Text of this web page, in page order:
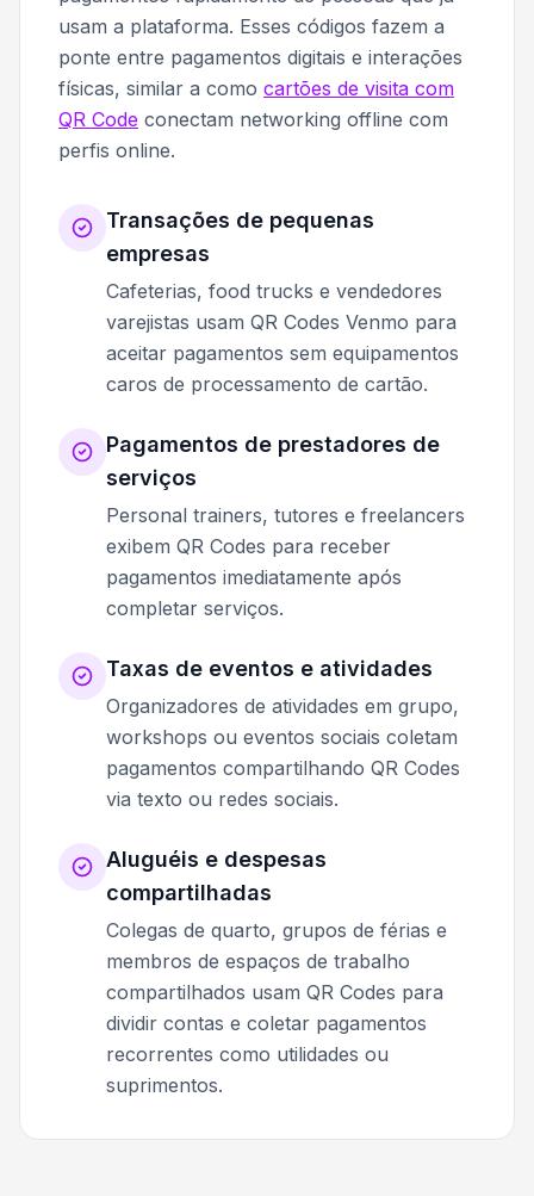
usam a plataforma. Esses códigos fazem a
ponte entre pagamentos digitais e interações
físicas, similar a como cartões de visita com
QR Code conectam networking offline com
perfis online.
Transações de pequenas
empresas
Cafeterias, food trucks e vendedores
varejistas usam QR Codes Venmo para
aceitar pagamentos sem equipamentos
caros de processamento de cartão.
Pagamentos de prestadores de
serviços
Personal trainers, tutores e freelancers
exibem QR Codes para receber
pagamentos imediatamente após
completar serviços.
Taxas de eventos e atividades
Organizadores de atividades em grupo,
workshops ou eventos sociais coletam
pagamentos compartilhando QR Codes
via texto ou redes sociais.
Aluguéis e despesas
compartilhadas
Colegas de quarto, grupos de férias e
membros de espaços de trabalho
compartilhados usam QR Codes para
dividir contas e coletar pagamentos
recorrentes como utilidades ou
suprimentos.